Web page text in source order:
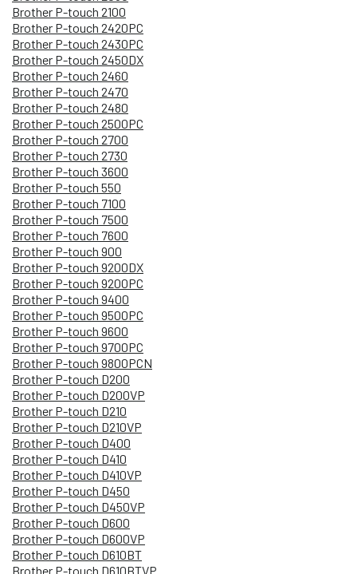
Brother P-touch 2100
Brother P-touch 2420PC
Brother P-touch 2430PC
Brother P-touch 2450DX
Brother P-touch 2460
Brother P-touch 2470
Brother P-touch 2480
Brother P-touch 2500PC
Brother P-touch 2700
Brother P-touch 2730
Brother P-touch 3600
Brother P-touch 550
Brother P-touch 7100
Brother P-touch 7500
Brother P-touch 7600
Brother P-touch 900
Brother P-touch 9200DX
Brother P-touch 9200PC
Brother P-touch 9400
Brother P-touch 9500PC
Brother P-touch 9600
Brother P-touch 9700PC
Brother P-touch 9800PCN
Brother P-touch D200
Brother P-touch D200VP
Brother P-touch D210
Brother P-touch D210VP
Brother P-touch D400
Brother P-touch D410
Brother P-touch D410VP
Brother P-touch D450
Brother P-touch D450VP
Brother P-touch D600
Brother P-touch D600VP
Brother P-touch D610BT
Brother P-touch D610BTVP